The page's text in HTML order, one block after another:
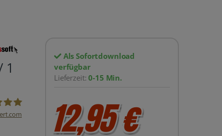
1
Als Sofortdownload
verfügbar
Lieferzeit:0-15 Min.
12,95 €